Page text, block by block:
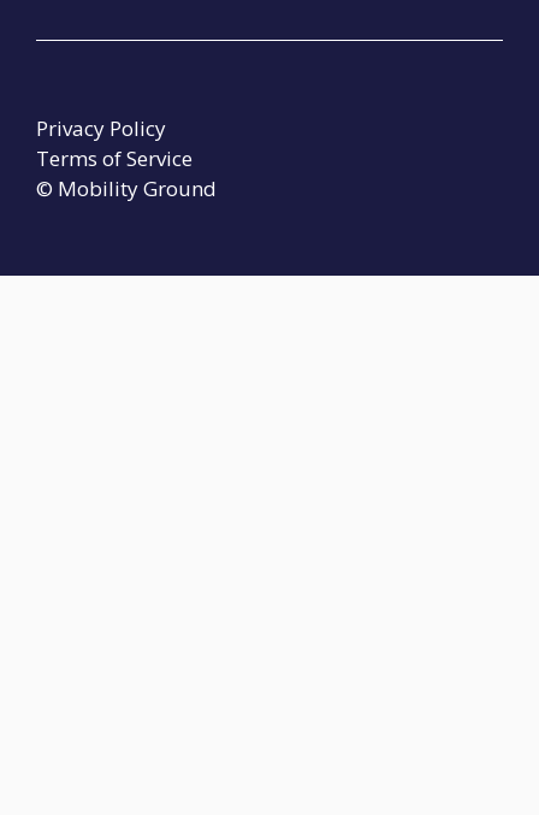
© Mobility Ground
Privacy Policy
Terms of Service